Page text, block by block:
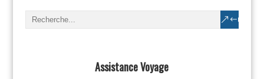
Assistance Voyage